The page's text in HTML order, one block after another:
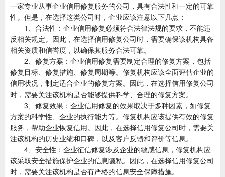
一家专业从事企业信用修复服务的公司，具有合法性和一定的可靠
性。但是，在选择这类公司时，企业应该注意以下几点：
1、合法性：企业信用修复必须符合法律法规的要求，不能违
反相关规定。因此，在选择信用修复公司时，需要确保该机构具备
相关资质和信誉度，以确保其服务合法可靠。
2、修复方案：企业信用修复需要制定合理的修复方案，包括
修复目标、修复措施、修复周期等。修复机构应该全面评估企业的
信用状况，制定适合企业的修复方案。因此，在选择信用修复公司
时，需要关注该机构是否能够提供科学、合理的修复方案。
3、修复效果：企业信用修复的效果取决于多种因素，如修复
方案的科学性、企业的执行能力等。修复机构应该提供有效的修复
服务，帮助企业恢复信用。因此，在选择信用修复公司时，需要关
注该机构的历史业绩和口碑，以及客户反馈和评价等信息。
4、安全性：企业征信修复涉及企业的敏感信息，修复机构应
该采取安全措施保护企业的信息隐私。因此，在选择信用修复公司
时，需要关注该机构是否有严格的信息安全保障措施。